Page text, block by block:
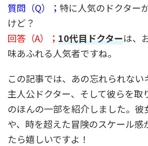
質問（Q）； 特に人気のドクター
けど？
回答（A）； 10代目ドクターは、
味あふれる人気者ですね。
この記事では、あの忘れられない
主人公ドクター、そして彼らを取
のほんの一部を紹介しました。彼
や、時を超えた冒険のスケール感
たら嬉しいですよ！